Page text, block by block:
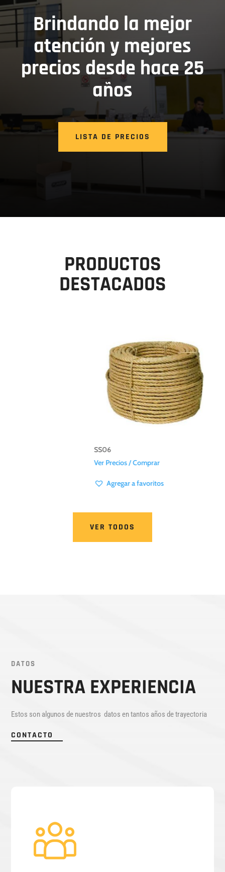
Brindando la mejor
atención y mejores
precios desde hace 25
años
LISTA DE PRECIOS
PRODUCTOS
DESTACADOS
VER TODOS
DATOS
NUESTRA EXPERIENCIA
Estos son algunos de nuestros datos en tantos años de trayectoria
CONTACTO